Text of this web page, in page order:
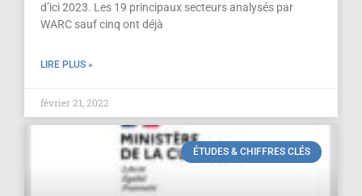
d’ici 2023. Les 19 principaux secteurs analysés par
WARC sauf cinq ont déjà
LIRE PLUS »
février 21, 2022
ÉTUDES & CHIFFRES CLÉS